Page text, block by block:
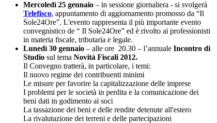
Mercoledì 25 gennaio – in sessione giornaliera - si svolgerà
Telefisco, appuntamento di aggiornamento promosso da “Il
Sole24Ore”. L'evento rappresenta il più importante evento
convegnistico de “ Il Sole24Ore” ed è rivolto ai professionisti
in materia fiscale, tributaria e legale.
Lunedì 30 gennaio – alle ore 20.30 – l’annuale Incontro di
Studio sul tema Novità Fiscali 2012.
Il Convegno tratterà, in particolare, i temi:
Il nuovo regime dei contribuenti minimi
Le misure per favorire la capitalizzazione delle imprese
I problemi per le società in perdita e la comunicazione dei
beni dati in godimento ai soci
La tassazione dei beni e delle rendite detenute all'estero
La rivalutazione dei terreni e delle partecipazioni